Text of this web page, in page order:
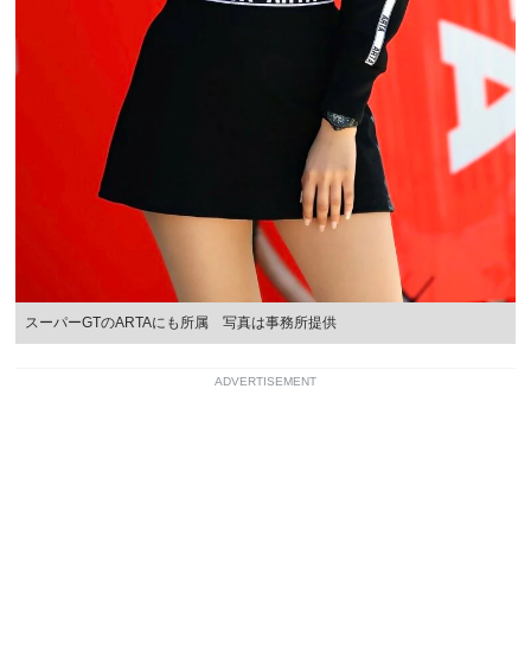
スーパーGTのARTAにも所属 写真は事務所提供
ADVERTISEMENT